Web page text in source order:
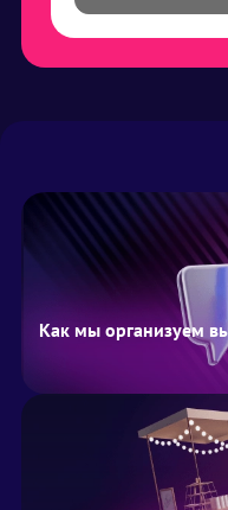
Как мы организуем